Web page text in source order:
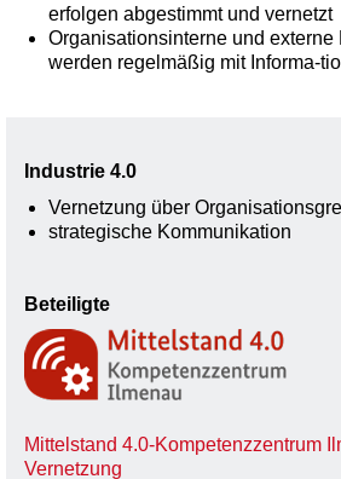
erfolgen abgestimmt und vernetzt
Organisationsinterne und externe
werden regelmäßig mit Informa-
Industrie 4.0
Vernetzung über
strategische Kommunikation
Beteiligte
Mittelstand 4.0-Kompetenzzentrum
Vernetzung